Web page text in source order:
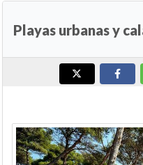
Playas urbanas y